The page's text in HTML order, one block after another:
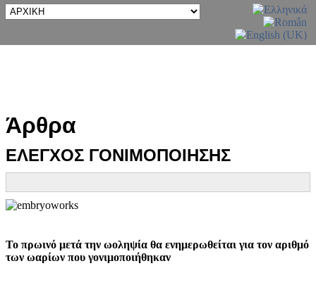
Άρθρα
ΕΛΕΓΧΟΣ ΓΟΝΙΜΟΠΟΙΗΣΗΣ
Το πρωινό μετά την ωοληψία θα ενημερωθείται για τον αριθμό
των ωαρίων που γονιμοποιήθηκαν